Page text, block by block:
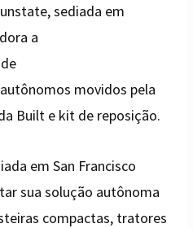
sediada em
a
movidos pela
Built e kit de reposição.
em San Francisco
sua solução autônoma
compactas, tratores